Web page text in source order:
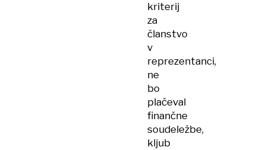
kriterij
za
članstvo
v
reprezentanci,
ne
bo
plačeval
finančne
soudeležbe,
kljub